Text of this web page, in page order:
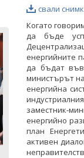
свали
Когато
да бъде
енергийните
да бъдат
министърът
енергийна
заместник-
енергийно
план
активен